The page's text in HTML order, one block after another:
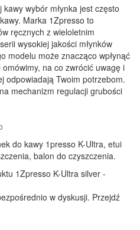
wybór młynka jest często
Marka 1Zpresso to
ręcznych z wieloletnim
wysokiej jakości młynków
modelu może znacząco wpłynąć
na co zwrócić uwagę i
odpowiadają Twoim potrzebom.
mechanizm regulacji grubości
do kawy 1presso K-Ultra, etui
balon do czyszczenia.
1Zpresso K-Ultra silver -
w dyskusji. Przejdź